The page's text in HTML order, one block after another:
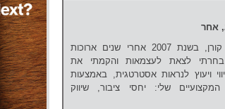
אחר
שלום שמי איריס קורן, בשנת 2007 אחרי שנים ארוכות
לצאת לעצמאות והקמתי את
ויעוץ לנראות אסטרטגית, באמצעות
שלי: יחסי ציבור, שיווק